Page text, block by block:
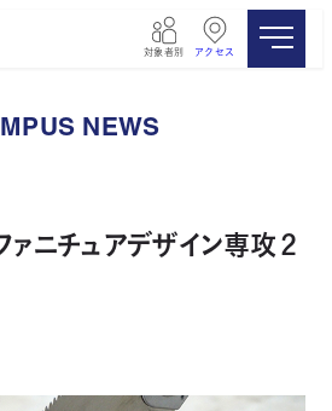
対象者別 アクセス
NEWS
ァニチュアデザイン専攻２